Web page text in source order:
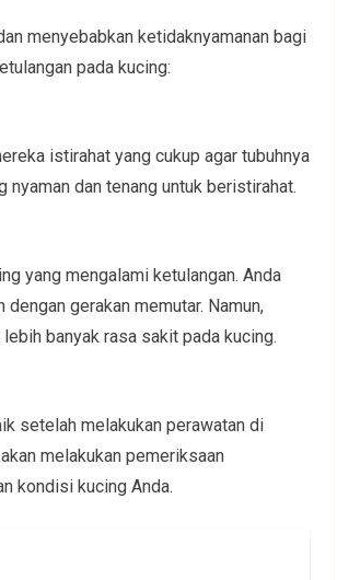
menyebabkan ketidaknyamanan bagi
pada kucing:
istirahat yang cukup agar tubuhnya
dan tenang untuk beristirahat.
yang mengalami ketulangan. Anda
gerakan memutar. Namun,
banyak rasa sakit pada kucing.
setelah melakukan perawatan di
melakukan pemeriksaan
kondisi kucing Anda.